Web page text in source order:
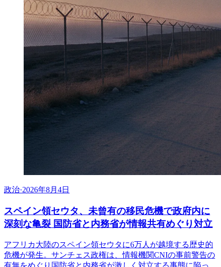
政治·2026年8月4日
スペイン領セウタ、未曾有の移民危機で政府内に
深刻な亀裂 国防省と内務省が情報共有めぐり対立
アフリカ大陸のスペイン領セウタに6万人が越境する歴史的
危機が発生。サンチェス政権は、情報機関CNIの事前警告の
有無をめぐり国防省と内務省が激しく対立する事態に陥っ